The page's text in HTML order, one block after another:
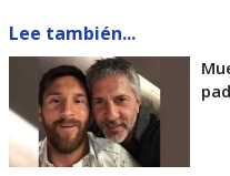
Lee también...